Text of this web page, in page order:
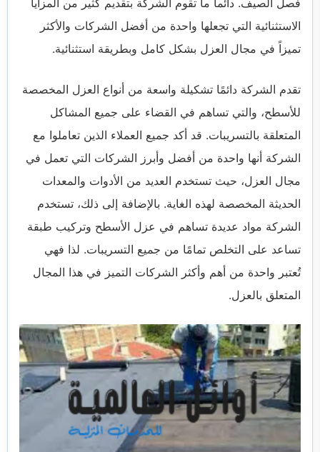
فصل الصيف. دائما ما تقوم الشركة بتقديم كثير من المزايا
الاستثنائية التي تجعلها واحدة من أفضل الشركات والأكثر
تميزاً في مجال العزل بشكل كامل وبطريقة استثنائية.
تقدم الشركة دائمًا تشكيلة واسعة من أنواع العزل المخصصة
للأسطح، والتي تساهم في القضاء على جميع المشاكل
المتعلقة بالتسريبات. قد أكد جميع العملاء الذين تعاملوا مع
الشركة أنها واحدة من أفضل وأبرز الشركات التي تعمل في
مجال العزل، حيث تستخدم العديد من الأدوات والمعدات
الحديثة المخصصة لهذه الغاية. بالإضافة إلى ذلك، تستخدم
الشركة مواد عديدة تساهم في عزل الأسطح وتركيب طبقة
تساعد على التخلص تمامًا من جميع التسريبات. لذا فهي
تُعتبر واحدة من أهم وأكثر الشركات التميز في هذا المجال
المتعلق بالعزل.